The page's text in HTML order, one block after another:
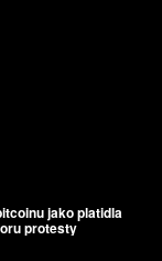
jako platidla
protesty